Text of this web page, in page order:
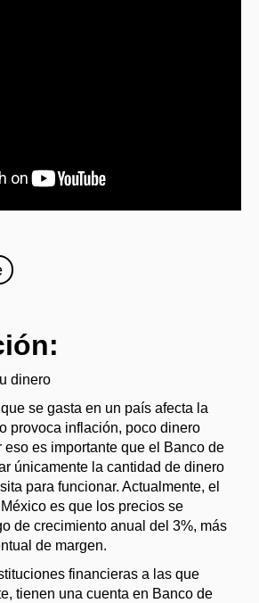
dinero
se gasta en un país afecta la
provoca inflación, poco dinero
eso es importante que el Banco de
únicamente la cantidad de dinero
para funcionar. Actualmente, el
es que los precios se
de crecimiento anual del 3%, más
de margen.
financieras a las que
tienen una cuenta en Banco de